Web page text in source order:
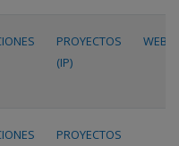
PROYECTOS
(IP)
WEB
PROYECTOS